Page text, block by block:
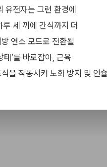
유전자는 그런 환경에
세 끼에 간식까지 더
연소 모드로 전환될
’를 바로잡아, 근육
을 작동시켜 노화 방지 및 인